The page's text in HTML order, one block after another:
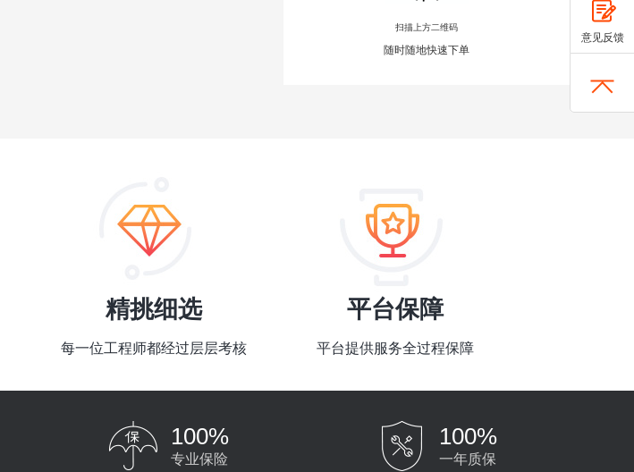
扫描上方二维码
随时随地快速下单
精挑细选
每一位工程师都经过层层考核
平台保障
平台提供服务全过程保障
100%
专业保险
100%
一年质保
意见反馈